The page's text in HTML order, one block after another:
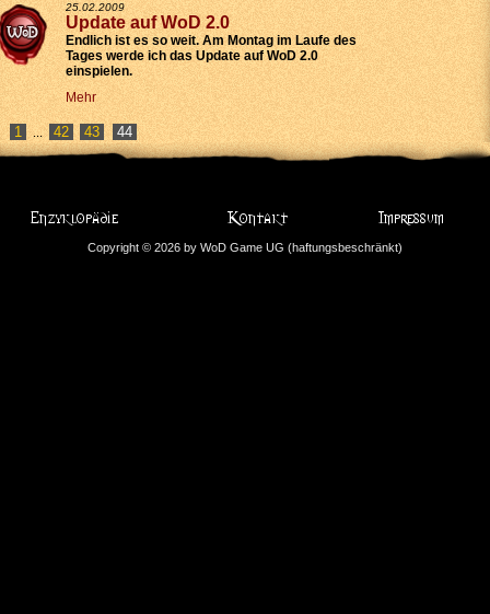
25.02.2009
Update auf WoD 2.0
Endlich ist es so weit. Am Montag im Laufe des
Tages werde ich das Update auf WoD 2.0
einspielen.
Mehr
1 ... 42 43
Copyright © 2026 by WoD Game UG (haftungsbeschränkt)